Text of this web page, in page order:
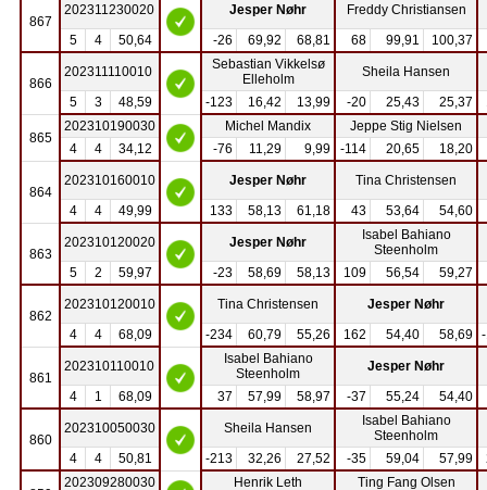
867
202311230020 Jesper Nøhr
Freddy Christiansen
5
4 50,64 -26 69,92 68,81 68 99,91 100,37
866
202311110010
Sebastian Vikkelsø
Elleholm
Sheila Hansen
5
3 48,59 -123 16,42 13,99 -20 25,43 25,37
865
202310190030 Michel Mandix
Jeppe Stig Nielsen
4
4 34,12 -76 11,29 9,99 -114 20,65 18,20
864
202310160010 Jesper Nøhr
Tina Christensen
4
4 49,99 133 58,13 61,18 43 53,64 54,60
863
202310120020 Jesper Nøhr
Isabel Bahiano
Steenholm
5
2 59,97 -23 58,69 58,13 109 56,54 59,27
862
202310120010 Tina Christensen
Jesper Nøhr
4
4 68,09 -234 60,79 55,26 162 54,40 58,69
861
202310110010
Isabel Bahiano
Steenholm
Jesper Nøhr
4
1 68,09 37 57,99 58,97 -37 55,24 54,40
860
202310050030 Sheila Hansen
Isabel Bahiano
Steenholm
4
4 50,81 -213 32,26 27,52 -35 59,04 57,99
202309280030 Henrik Leth Ting Fang Olsen